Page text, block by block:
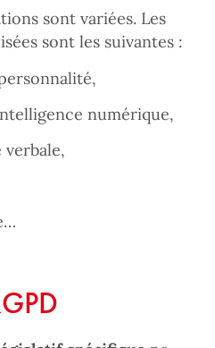
sont variées. Les
sont les suivantes :
numérique,
verbale,